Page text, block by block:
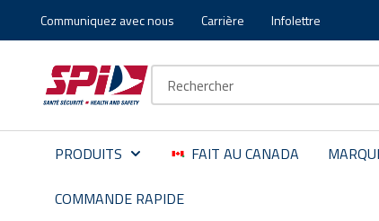
Aller au contenu principal
Skip to menu
Skip to footer
Communiquez avec nous Carrière Infolettre
PRODUITS FAIT AU CANADA
COMMANDE RAPIDE